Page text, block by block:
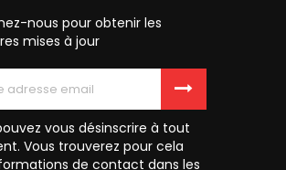
nous pour obtenir les
mises à jour
vous désinscrire à tout
Vous trouverez pour cela
de contact dans les